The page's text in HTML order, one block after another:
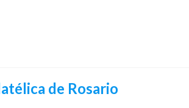
de Rosario